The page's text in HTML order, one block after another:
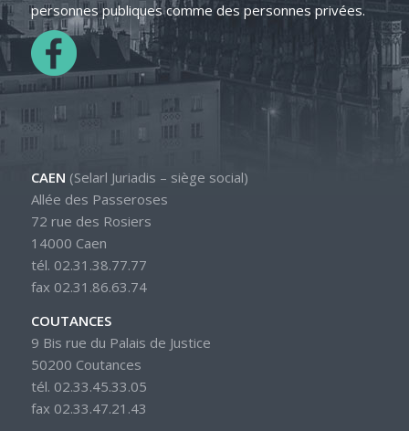
personnes publiques comme des personnes privées.
CAEN (Selarl Juriadis – siège social)
Allée des Passeroses
72 rue des Rosiers
14000 Caen
tél. 02.31.38.77.77
fax 02.31.86.63.74
COUTANCES
9 Bis rue du Palais de Justice
50200 Coutances
tél. 02.33.45.33.05
fax 02.33.47.21.43